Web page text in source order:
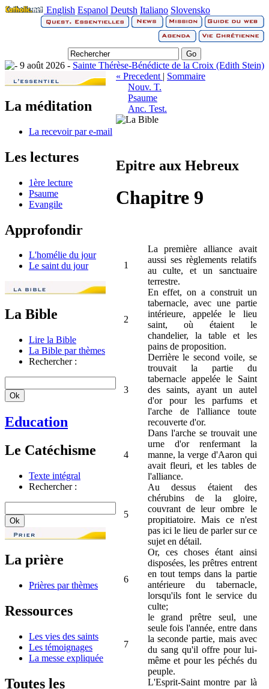
English Espanol Deutsh Italiano Slovensko
9 août 2026 - Sainte Thérèse-Bénédicte de la Croix (Edith Stein)
La méditation
La recevoir par e-mail
Les lectures
1ère lecture
Psaume
Evangile
Approfondir
L'homélie du jour
Le saint du jour
La Bible
Lire la Bible
La Bible par thèmes
Rechercher :
Education
Le Catéchisme
Texte intégral
Rechercher :
La prière
Prières par thèmes
Ressources
Les vies des saints
Les témoignages
La messe expliquée
Toutes les
« Precedent | Sommaire
Nouv. T.
Psaume
Anc. Test.
Epitre aux Hebreux
Chapitre 9
1
La première alliance avait
aussi ses règlements relatifs
au culte, et un sanctuaire
terrestre.
2
En effet, on a construit un
tabernacle, avec une partie
intérieure, appelée le lieu
saint, où étaient le
chandelier, la table et les
pains de proposition.
3
Derrière le second voile, se
trouvait la partie du
tabernacle appelée le Saint
des saints, ayant un autel
d'or pour les parfums et
l'arche de l'alliance toute
recouverte d'or.
4
Dans l'arche se trouvait une
urne d'or renfermant la
manne, la verge d'Aaron qui
avait fleuri, et les tables de
l'alliance.
5
Au dessus étaient des
chérubins de la gloire,
couvrant de leur ombre le
propitiatoire. Mais ce n'est
pas ici le lieu de parler sur ce
sujet en détail.
6
Or, ces choses étant ainsi
disposées, les prêtres entrent
en tout temps dans la partie
antérieure du tabernacle,
lorsqu'ils font le service du
culte;
7
le grand prêtre seul, une
seule fois l'année, entre dans
la seconde partie, mais avec
du sang qu'il offre pour lui-
même et pour les péchés du
peuple.
L'Esprit-Saint montre par là